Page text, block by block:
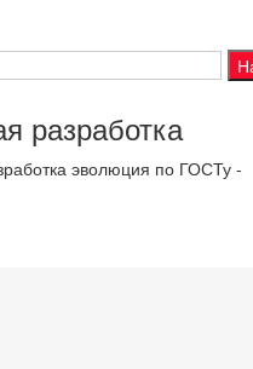
разработка
эволюция по ГОСТу -